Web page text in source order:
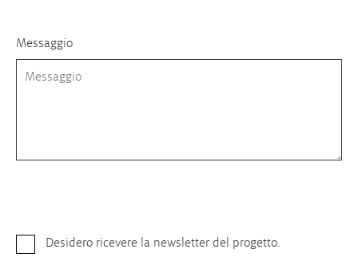
Messaggio
Desidero ricevere la newsletter del progetto.